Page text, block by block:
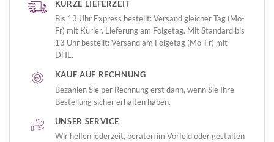
KURZE LIEFERZEIT
Bis 13 Uhr Express bestellt: Versand gleicher Tag (Mo-
Fr) mit Kurier. Lieferung am Folgetag. Mit Standard bis
13 Uhr bestellt: Versand am Folgetag (Mo-Fr) mit
DHL.
KAUF AUF RECHNUNG
Bezahlen Sie per Rechnung erst dann, wenn Sie Ihre
Bestellung sicher erhalten haben.
UNSER SERVICE
Wir helfen jederzeit, beraten im Vorfeld oder gestalten